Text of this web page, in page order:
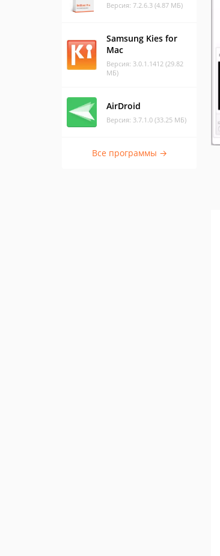
Версия: 7.2.6.3 (4.87 МБ)
Samsung Kies for
Mac
Версия: 3.0.1.1412 (29.82
МБ)
AirDroid
Версия: 3.7.1.0 (33.25 МБ)
Все программы →